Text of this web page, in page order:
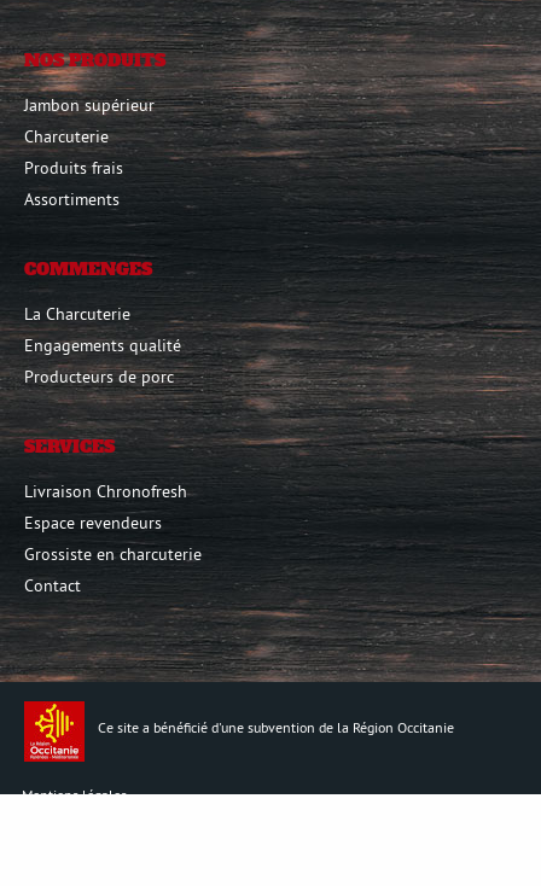
NOS PRODUITS
Jambon supérieur
Charcuterie
Produits frais
Assortiments
COMMENGES
La Charcuterie
Engagements qualité
Producteurs de porc
SERVICES
Livraison Chronofresh
Espace revendeurs
Grossiste en charcuterie
Contact
Ce site a bénéficié d'une subvention de la Région Occitanie
Mentions légales